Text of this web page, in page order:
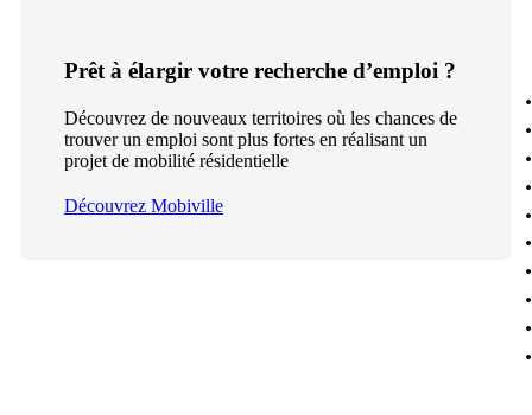
Prêt à élargir votre recherche d’emploi ?
Découvrez de nouveaux territoires où les chances de
trouver un emploi sont plus fortes en réalisant un
projet de mobilité résidentielle
Découvrez Mobiville